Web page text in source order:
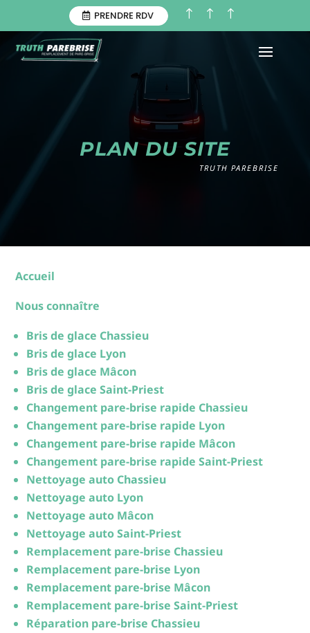
PRENDRE RDV ! ! !
PLAN DU SITE
TRUTH PAREBRISE
Accueil
Nous connaître
Bris de glace Chassieu
Bris de glace Lyon
Bris de glace Mâcon
Bris de glace Saint-Priest
Changement pare-brise rapide Chassieu
Changement pare-brise rapide Lyon
Changement pare-brise rapide Mâcon
Changement pare-brise rapide Saint-Priest
Nettoyage auto Chassieu
Nettoyage auto Lyon
Nettoyage auto Mâcon
Nettoyage auto Saint-Priest
Remplacement pare-brise Chassieu
Remplacement pare-brise Lyon
Remplacement pare-brise Mâcon
Remplacement pare-brise Saint-Priest
Réparation pare-brise Chassieu